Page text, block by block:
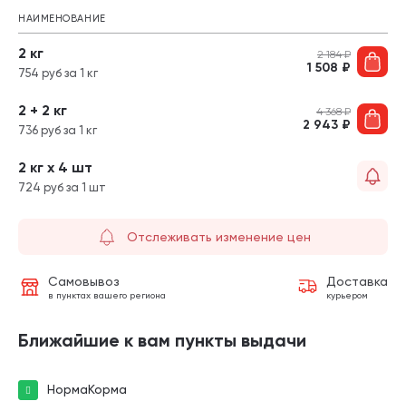
НАИМЕНОВАНИЕ
2 кг
754 руб за 1 кг
2 184₽
1 508 ₽
2 + 2 кг
736 руб за 1 кг
4 368₽
2 943 ₽
2 кг х 4 шт
724 руб за 1 шт
Отслеживать изменение цен
Самовывоз
в пунктах вашего региона
Доставка
курьером
Ближайшие к вам пункты выдачи
НормаКорма